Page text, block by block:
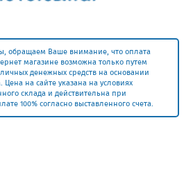
обращаем Ваше внимание, что оплата
магазине возможна только путем
денежных средств на основании
Цена на сайте указана на условиях
склада и действительна при
100% согласно выставленного счета.